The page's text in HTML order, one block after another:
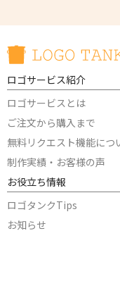
ロゴサービス紹介
ロゴサービスとは
ご注文から購入まで
無料リクエスト機能につ
制作実績・お客様の声
お役立ち情報
ロゴタンクTips
お知らせ